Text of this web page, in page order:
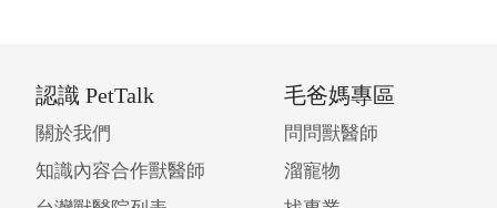
認識 PetTalk
關於我們
知識內容合作獸醫師
毛爸媽專區
問問獸醫師
溜寵物